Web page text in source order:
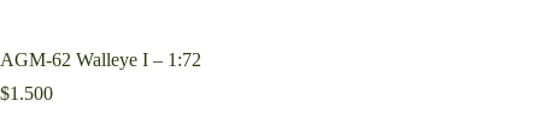
AGM-62 Walleye I – 1:72
$1.500